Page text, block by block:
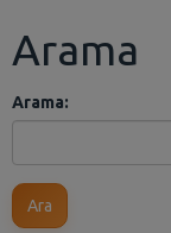
Arama
Arama:
Ara